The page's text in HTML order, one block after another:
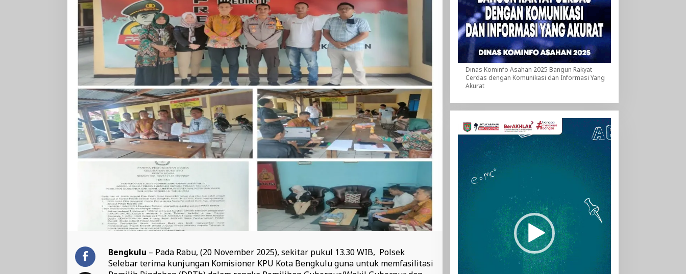
Bengkulu – Pada Rabu, (20 November 2025), sekitar pukul 13.30 WIB, Polsek
Selebar terima kunjungan Komisioner KPU Kota Bengkulu guna untuk memfasilitasi
Dinas Kominfo Asahan 2025 Bangun Rakyat
Cerdas dengan Komunikasi dan Informasi Yang
Akurat
Pemutar
Video